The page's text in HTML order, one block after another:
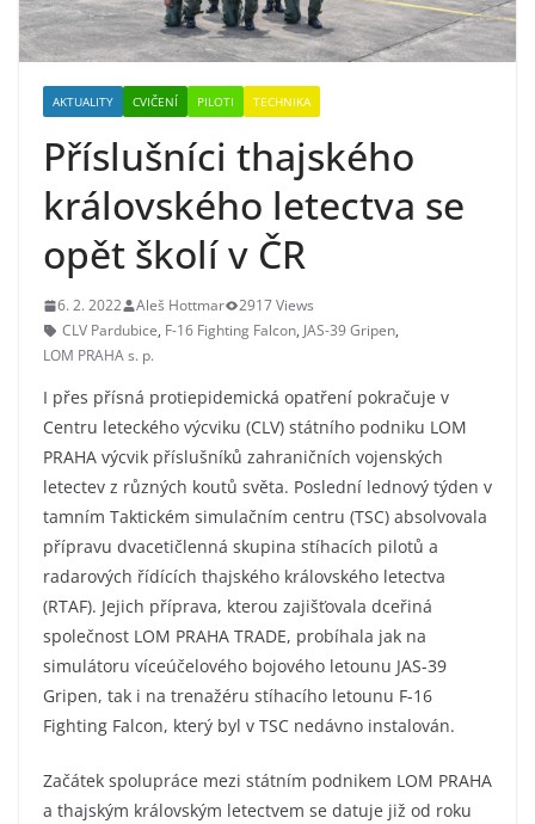
AKTUALITY CVIČENÍ PILOTI TECHNIKA
Příslušníci thajského
královského letectva se
opět školí v ČR
6. 2. 2022 Aleš Hottmar
2917 Views
CLV Pardubice, F-16 Fighting Falcon, JAS-39 Gripen,
LOM PRAHA s. p.
I přes přísná protiepidemická opatření pokračuje v
Centru leteckého výcviku (CLV) státního podniku LOM
PRAHA výcvik příslušníků zahraničních vojenských
letectev z různých koutů světa. Poslední lednový týden v
tamním Taktickém simulačním centru (TSC) absolvovala
přípravu dvacetičlenná skupina stíhacích pilotů a
radarových řídících thajského královského letectva
(RTAF). Jejich příprava, kterou zajišťovala dceřiná
společnost LOM PRAHA TRADE, probíhala jak na
simulátoru víceúčelového bojového letounu JAS-39
Gripen, tak i na trenažéru stíhacího letounu F-16
Fighting Falcon, který byl v TSC nedávno instalován.
Začátek spolupráce mezi státním podnikem LOM PRAHA
a thajským královským letectvem se datuje již od roku